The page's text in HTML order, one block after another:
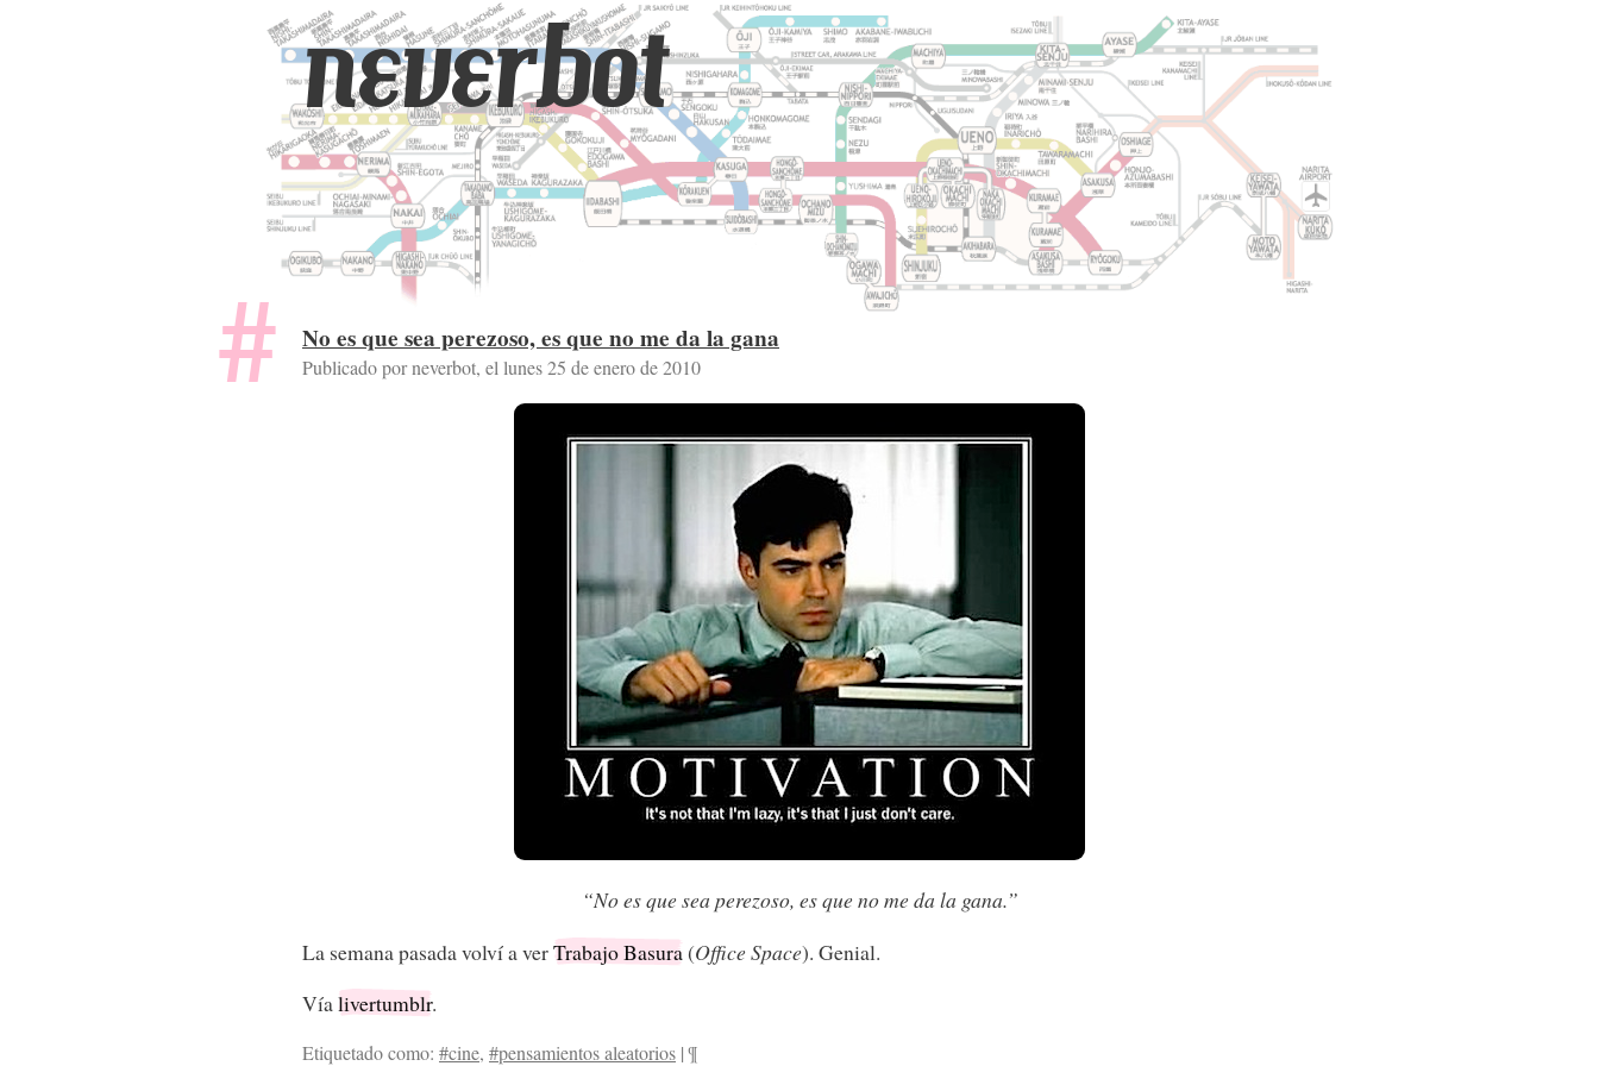
neverbot
No es que sea perezoso, es que no me da la gana
Publicado por neverbot, el lunes 25 de enero de 2010
“No es que sea perezoso, es que no me da la gana.”
La semana pasada volví a verTrabajo Basura(Office Space). Genial.
Víalivertumblr.
Etiquetado como: #cine, #pensamientos aleatorios |¶